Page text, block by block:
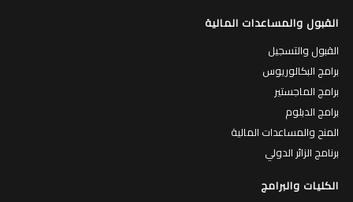
القبول والمساعدات المالية
القبول والتسجيل
برامج البكالوريوس
برامج الماجستير
برامج الدبلوم
المنح والمساعدات المالية
برنامج الزائر الدولي
الكليات والبرامج